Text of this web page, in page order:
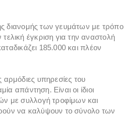
διανομής των γευμάτων με τρόπο
έγκριση για την αναστολή
185.000 και πλέον
υπηρεσίες του
απάντηση. Είναι οι ίδιοι
με συλλογή τροφίμων και
να καλύψουν το σύνολο των